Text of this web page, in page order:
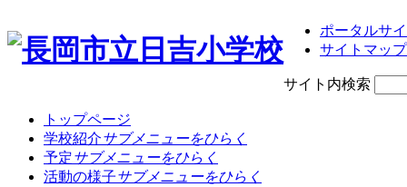
ポータルサ
サイトマップ
サイト内検索
トップページ
学校紹介サブメニューをひらく
予定サブメニューをひらく
活動の様子サブメニューをひらく